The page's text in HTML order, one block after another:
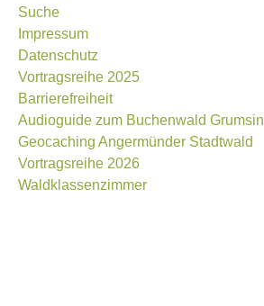
Suche
Impressum
Datenschutz
Vortragsreihe 2025
Barrierefreiheit
Audioguide zum Buchenwald Grumsin
Geocaching Angermünder Stadtwald
Vortragsreihe 2026
Waldklassenzimmer